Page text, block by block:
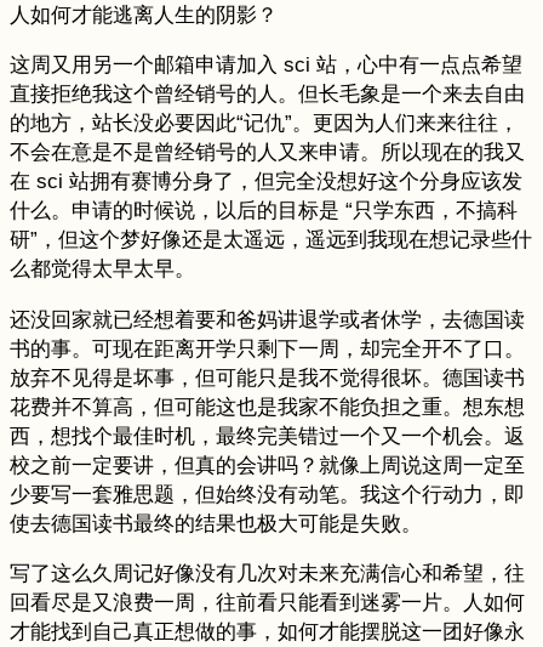
人如何才能逃离人生的阴影？
这周又用另一个邮箱申请加入 sci 站，心中有一点点希望
直接拒绝我这个曾经销号的人。但长毛象是一个来去自由
的地方，站长没必要因此“记仇”。更因为人们来来往往，
不会在意是不是曾经销号的人又来申请。所以现在的我又
在 sci 站拥有赛博分身了，但完全没想好这个分身应该发
什么。申请的时候说，以后的目标是 “只学东西，不搞科
研”，但这个梦好像还是太遥远，遥远到我现在想记录些什
么都觉得太早太早。
还没回家就已经想着要和爸妈讲退学或者休学，去德国读
书的事。可现在距离开学只剩下一周，却完全开不了口。
放弃不见得是坏事，但可能只是我不觉得很坏。德国读书
花费并不算高，但可能这也是我家不能负担之重。想东想
西，想找个最佳时机，最终完美错过一个又一个机会。返
校之前一定要讲，但真的会讲吗？就像上周说这周一定至
少要写一套雅思题，但始终没有动笔。我这个行动力，即
使去德国读书最终的结果也极大可能是失败。
写了这么久周记好像没有几次对未来充满信心和希望，往
回看尽是又浪费一周，往前看只能看到迷雾一片。人如何
才能找到自己真正想做的事，如何才能摆脱这一团好像永